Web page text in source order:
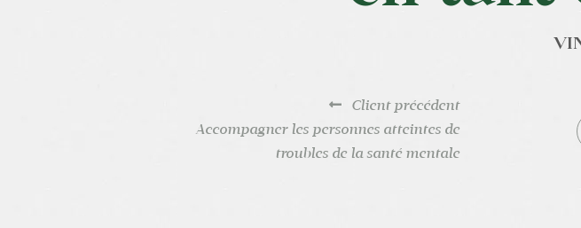
Client précédent
Accompagner les personnes atteintes de
troubles de la santé mentale